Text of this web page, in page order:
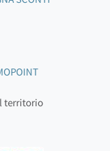
territorio